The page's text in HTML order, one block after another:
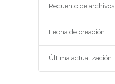
Recuento de archivos
Fecha de creación
Última actualización